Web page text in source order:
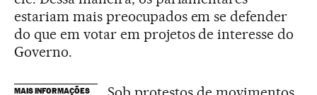
estariam mais preocupados em se defender
do que em votar em projetos de interesse do
Governo.
MAIS INFORMAÇÕES